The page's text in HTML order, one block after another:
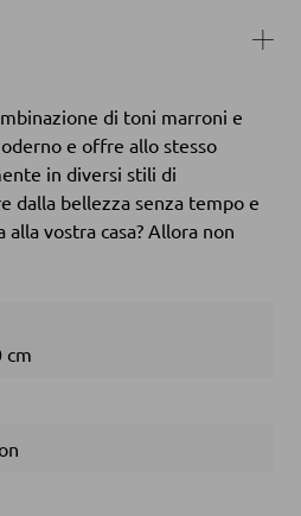
di toni marroni e
e offre allo stesso
in diversi stili di
dalla bellezza senza tempo e
vostra casa? Allora non
cm